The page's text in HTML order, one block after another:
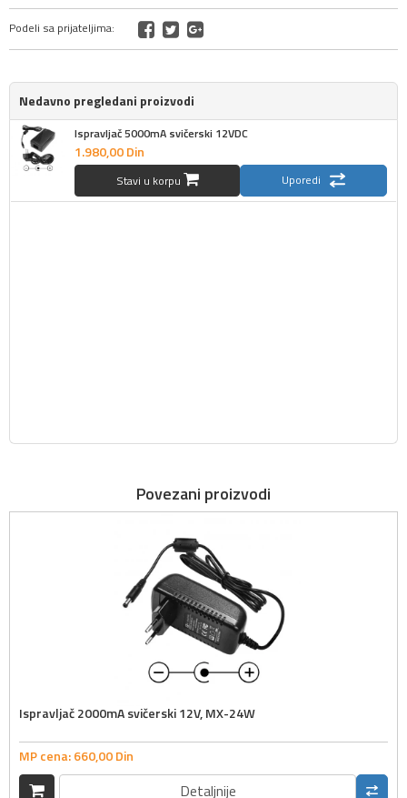
Podeli sa prijateljima:
Nedavno pregledani proizvodi
Ispravljač 5000mA svičerski 12VDC
1.980,00Din
Stavi u korpu Uporedi
Povezani proizvodi
Ispravljač 2000mA svičerski 12V, MX-24W
MP cena:660,00Din
Detaljnije